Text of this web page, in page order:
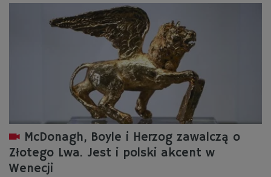
McDonagh, Boyle i Herzog zawalczą o
Złotego Lwa. Jest i polski akcent w
Wenecji